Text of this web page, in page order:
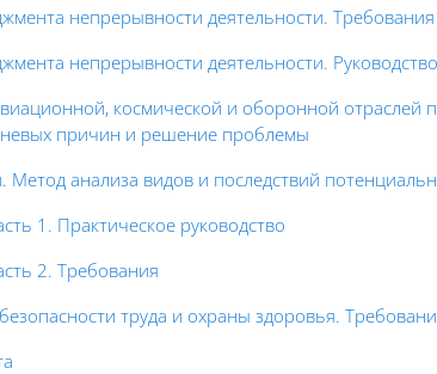
непрерывности деятельности. Требования
непрерывности деятельности. Руководство
космической и оборонной отраслей
причин и решение проблемы
анализа видов и последствий
1. Практическое руководство
2. Требования
труда и охраны здоровья.